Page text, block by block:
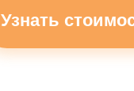
Узнать